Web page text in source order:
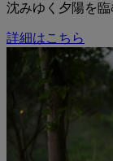
沈みゆく夕陽を臨
詳細はこちら